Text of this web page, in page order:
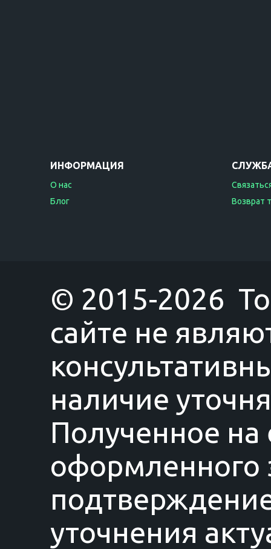
ИНФОРМАЦИЯ
О нас
Блог
Возврат
© 2015-2026
сайте не
наличие
Полученное на
оформленного
уточнения